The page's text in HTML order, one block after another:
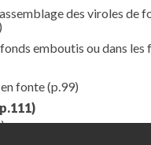
des viroles de
emboutis ou dans les
fonte(p.99)